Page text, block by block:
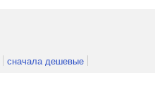
сначала дешевые